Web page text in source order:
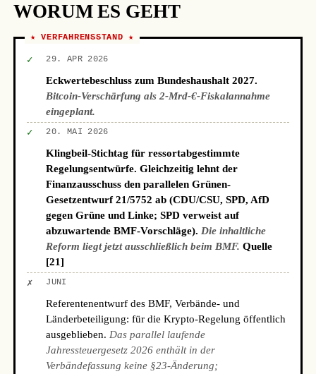
WORUM ES GEHT
★ VERFAHRENSSTAND ★
✓ 29. APR 2026
Eckwertebeschluss zum Bundeshaushalt 2027.
Bitcoin-Verschärfung als 2-Mrd-€-Fiskalannahme
eingeplant.
✓ 20. MAI 2026
Klingbeil-Stichtag für ressortabgestimmte
Regelungsentwürfe. Gleichzeitig lehnt der
Finanzausschuss den parallelen Grünen-
Gesetzentwurf 21/5752 ab (CDU/CSU, SPD, AfD
gegen Grüne und Linke; SPD verweist auf
abzuwartende BMF-Vorschläge). Die inhaltliche
Reform liegt jetzt ausschließlich beim BMF. Quelle
[21]
✗ JUNI
Referentenentwurf des BMF, Verbände- und
Länderbeteiligung: für die Krypto-Regelung öffentlich
ausgeblieben. Das parallel laufende
Jahressteuergesetz 2026 enthält in der
Verbändefassung keine §23-Änderung;